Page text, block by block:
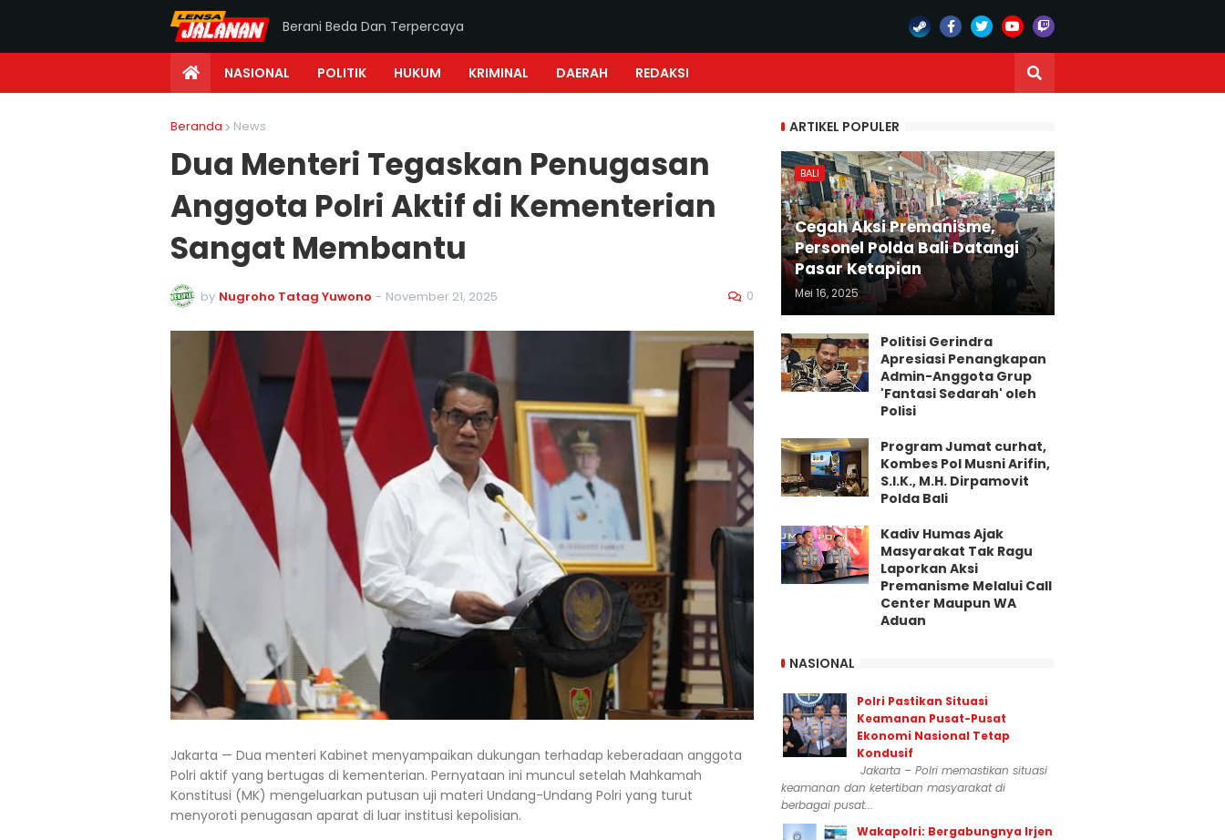
Berani Beda Dan Terpercaya
NASIONAL POLITIK HUKUM KRIMINAL DAERAH REDAKSI
Beranda News
Dua Menteri Tegaskan Penugasan
Anggota Polri Aktif di Kementerian
Sangat Membantu
by Nugroho Tatag Yuwono - November 21, 2025 0
Jakarta — Dua menteri Kabinet menyampaikan dukungan terhadap keberadaan anggota
Polri aktif yang bertugas di kementerian. Pernyataan ini muncul setelah Mahkamah
Konstitusi (MK) mengeluarkan putusan uji materi Undang-Undang Polri yang turut
menyoroti penugasan aparat di luar institusi kepolisian.
ARTIKEL POPULER
BALI
Cegah Aksi Premanisme,
Personel Polda Bali Datangi
Pasar Ketapian
Mei 16, 2025
Politisi Gerindra
Apresiasi Penangkapan
Admin-Anggota Grup
'Fantasi Sedarah' oleh
Polisi
Program Jumat curhat,
Kombes Pol Musni Arifin,
S.I.K., M.H. Dirpamovit
Polda Bali
Kadiv Humas Ajak
Masyarakat Tak Ragu
Laporkan Aksi
Premanisme Melalui Call
Center Maupun WA
Aduan
NASIONAL
Polri Pastikan Situasi
Keamanan Pusat-Pusat
Ekonomi Nasional Tetap
Kondusif
Jakarta – Polri memastikan situasi
keamanan dan ketertiban masyarakat di
berbagai pusat...
Wakapolri: Bergabungnya Irjen